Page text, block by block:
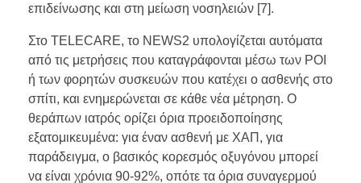
επιδείνωσης και στη μείωση νοσηλειών [7].
Στο TELECARE, το NEWS2 υπολογίζεται αυτόματα
από τις μετρήσεις που καταγράφονται μέσω των POI
ή των φορητών συσκευών που κατέχει ο ασθενής στο
σπίτι, και ενημερώνεται σε κάθε νέα μέτρηση. Ο
θεράπων ιατρός ορίζει όρια προειδοποίησης
εξατομικευμένα: για έναν ασθενή με ΧΑΠ, για
παράδειγμα, ο βασικός κορεσμός οξυγόνου μπορεί
να είναι χρόνια 90-92%, οπότε τα όρια συναγερμού